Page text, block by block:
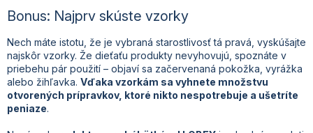
Bonus: Najprv skúste vzorky
Nech máte istotu, že je vybraná starostlivosť tá pravá, vyskúšajte
najskôr vzorky. Že dieťaťu produkty nevyhovujú, spoznáte v
priebehu pár použití – objaví sa začervenaná pokožka, vyrážka
alebo žihľavka. Vďaka vzorkám sa vyhnete množstvu
otvorených prípravkov, ktoré nikto nespotrebuje a ušetríte
peniaze.